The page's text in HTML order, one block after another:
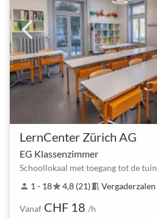
LernCenter Zürich AG
EG Klassenzimmer
Schoollokaal met toegang tot de tuin
person 1 - 18star4,8 (21) meeting_room Vergaderzalen
Vanaf CHF 18 /h